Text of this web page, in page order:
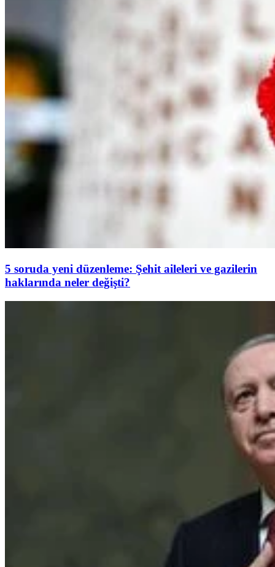
5 soruda yeni düzenleme: Şehit aileleri ve gazilerin
haklarında neler değişti?